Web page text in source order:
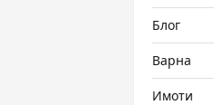
Блог
Варна
Имоти